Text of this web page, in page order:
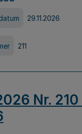
29.11.2026
211
Nr.